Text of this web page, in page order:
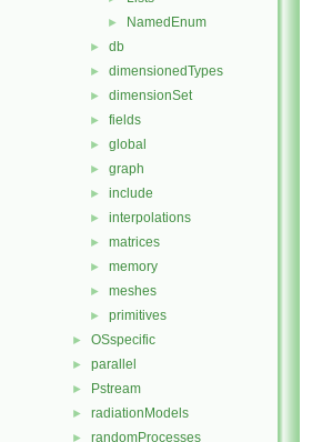
► NamedEnum
► db
► dimensionedTypes
► dimensionSet
► fields
► global
► graph
► include
► interpolations
► matrices
► memory
► meshes
► primitives
► OSspecific
► parallel
► Pstream
► radiationModels
► randomProcesses